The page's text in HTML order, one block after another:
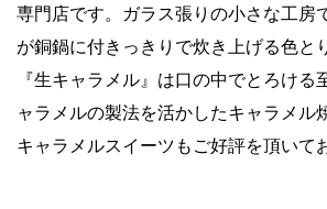
専門店です。ガラス張りの小さな工房
が銅鍋に付きっきりで炊き上げる色と
『生キャラメル』は口の中でとろける
ャラメルの製法を活かしたキャラメル
キャラメルスイーツもご好評を頂いて